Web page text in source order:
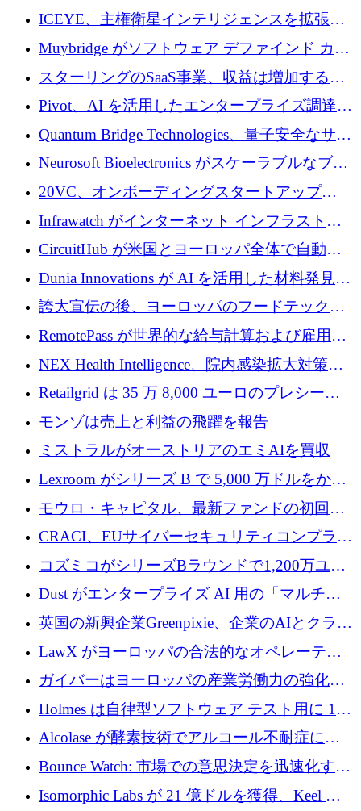
ICEYE、主権衛星インテリジェンスを拡張す
るために 3 億ユーロの信用枠を確保
Muybridge がソフトウェア デファインド カメ
ラ テクノロジーを拡張するためにシリーズ A
で 1,600 万ドルを調達
スターリングのSaaS事業、収益は増加するも
グループ利益は減少
Pivot、AI を活用したエンタープライズ調達プ
ラットフォームを拡大するために 4,000 万ド
ルを調達
Quantum Bridge Technologies、量子安全なサイ
バーセキュリティ インフラストラクチャの拡
Neurosoft Bioelectronics がスケーラブルなブレ
イン コンピューター インターフェイスのため
に 750 万ドルを調達
20VC、オンボーディングスタートアップ
Prelude へのシリーズ A 投資で 2,000 万ドルを
Infrawatch がインターネット インフラストラ
クチャ インテリジェンス向けに 300 万ドルの
プレシードを確保
CircuitHub が米国とヨーロッパ全体で自動電
子機器製造を拡大するために 2,800 万ドルを
Dunia Innovations が AI を活用した材料発見を
産業化するために 2 億 8,000 万ユーロのベル
リン GigaLab を発表
誇大宣伝の後、ヨーロッパのフードテックセ
クターはファンダメンタルズを中心に再構築
RemotePass が世界的な給与計算および雇用プ
ラットフォームを拡大するために 1,740 万ド
NEX Health Intelligence、院内感染拡大対策に
100万ユーロを確保
Retailgrid は 35 万 8,000 ユーロのプレシード
ラウンドで小売業のスプレッドシートをター
ゲットにしています
モンゾは売上と利益の飛躍を報告
ミストラルがオーストリアのエミAIを買収
Lexroom がシリーズ B で 5,000 万ドルをかけ
てヨーロッパ大陸法用の法律 AI を構築
モウロ・キャピタル、最新ファンドの初回ク
ローズで4億ドルを確保
CRACI、EUサイバーセキュリティコンプライ
アンスプラットフォームのために140万ユーロ
コズミコがシリーズBラウンドで1,200万ユー
ロを調達
Dust がエンタープライズ AI 用の「マルチプ
レイヤー」オペレーティング システムを構築
するシリーズ B で 4,000 万ドルを調達
英国の新興企業Greenpixie、企業のAIとクラウ
ドのエネルギー無駄を削減するために470万ポ
ンドを調達
LawX がヨーロッパの合法的なオペレーティ
ング システムを構築するために 750 万ユーロ
を調達
ガイバーはヨーロッパの産業労働力の強化に
貢献するために 140 万ユーロを獲得
Holmes は自律型ソフトウェア テスト用に 110
万ユーロのプレシードを提供して開始
Alcolase が酵素技術でアルコール不耐症に取
り組むために 150 万ユーロを調達
Bounce Watch: 市場での意思決定を迅速化する
ためのインテリジェンス層を構築する
Isomorphic Labs が 21 億ドルを獲得、Keel の